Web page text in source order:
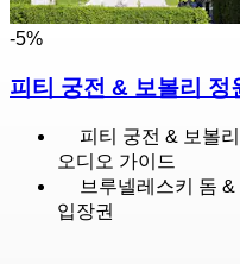
-5%
피티 궁전 & 보볼리 정
피티 궁전 & 보볼
오디오 가이드
브루넬레스키 돔
입장권